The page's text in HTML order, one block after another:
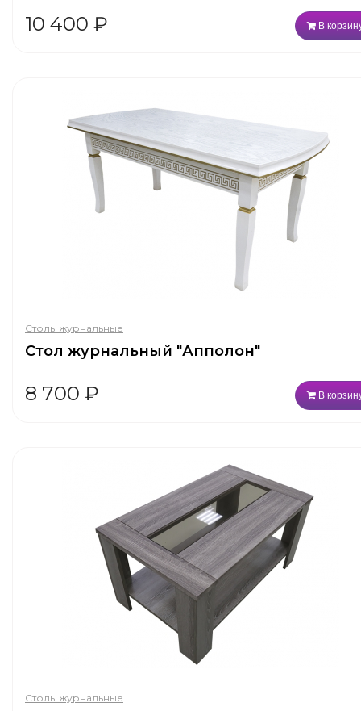
10 400 ₽ В
Столы журнальные
Стол журнальный "Апполон"
8 700 ₽ В
Столы журнальные